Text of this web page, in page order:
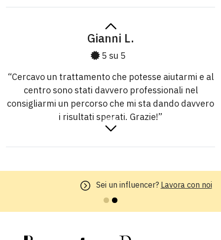
Gianni L.
5 su 5
“Cercavo un trattamento che potesse aiutarmi e al
centro sono stati davvero professionali nel
consigliarmi un percorso che mi sta dando davvero
i risultati sperati. Grazie!”
5 su 5
“Il trattamento è davvero eccezionale! Sono
rimasta molto soddisfatta sia del servizio offerto
online. Consiglio vivamente a tutti di provare
Sei un influencer?Lavora con noi